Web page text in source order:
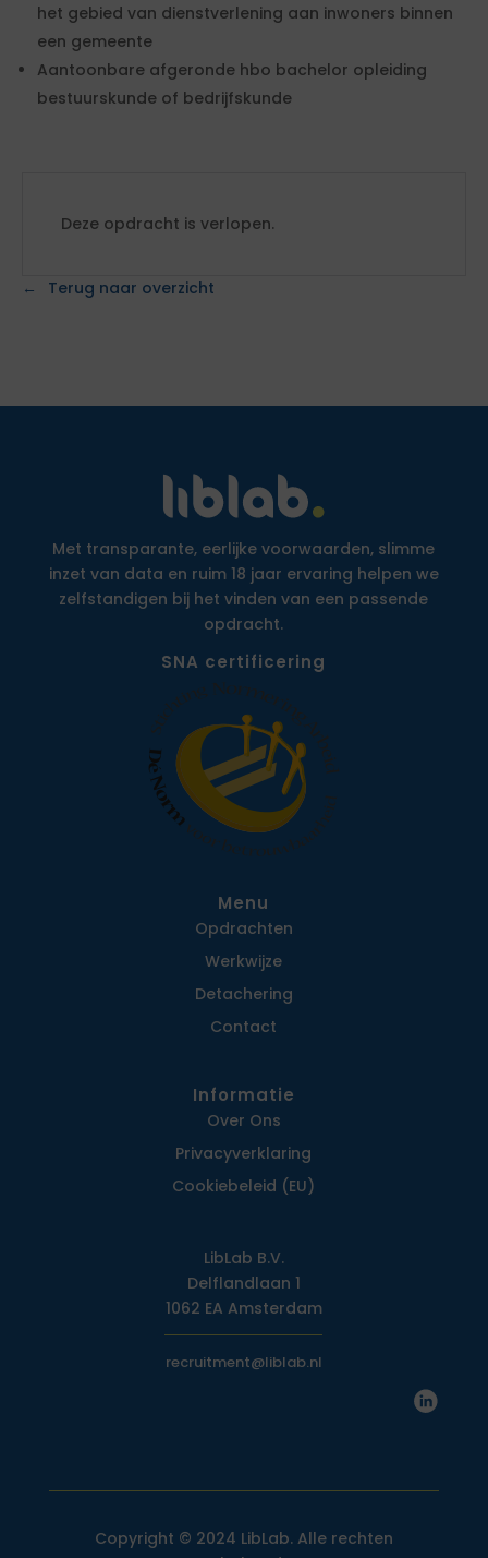
het gebied van dienstverlening aan inwoners binnen
een gemeente
Aantoonbare afgeronde hbo bachelor opleiding
bestuurskunde of bedrijfskunde
Deze opdracht is verlopen.
Terug naar overzicht
Met transparante, eerlijke voorwaarden, slimme
inzet van data en ruim 18 jaar ervaring helpen we
zelfstandigen bij het vinden van een passende
opdracht.
SNA certificering
Menu
Opdrachten
Werkwijze
Detachering
Contact
Informatie
Over Ons
Privacy­verklaring
Cookiebeleid (EU)
LibLab B.V.
Delflandlaan 1
1062 EA Amsterdam
recruitment@liblab.nl
Copyright © 2024 LibLab. Alle rechten